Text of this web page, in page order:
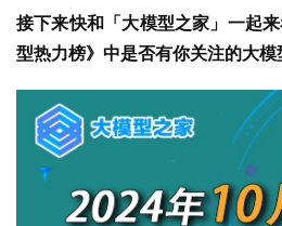
接下来快和「大模型之家」一起
型热力榜》中是否有你关注的大模